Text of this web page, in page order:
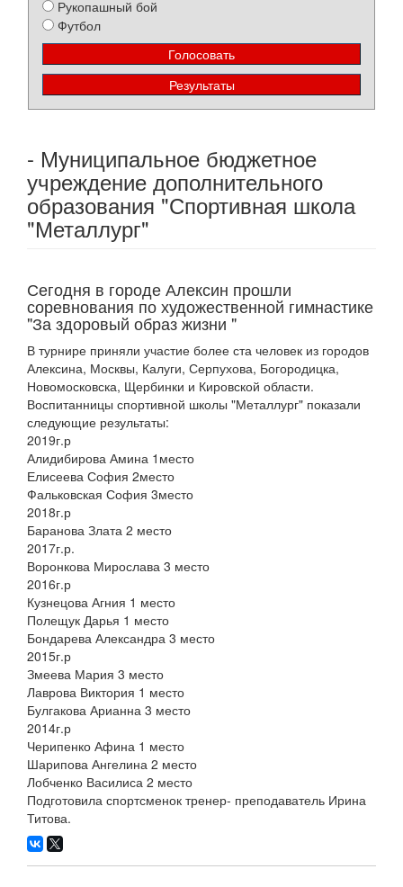
Рукопашный бой
Футбол
- Муниципальное бюджетное
учреждение дополнительного
образования "Спортивная школа
"Металлург"
Сегодня в городе Алексин прошли
соревнования по художественной гимнастике
"За здоровый образ жизни "
В турнире приняли участие более ста человек из городов
Алексина, Москвы, Калуги, Серпухова, Богородицка,
Новомосковска, Щербинки и Кировской области.
Воспитанницы спортивной школы "Металлург" показали
следующие результаты:
2019г.р
Алидибирова Амина 1место
Елисеева София 2место
Фальковская София 3место
2018г.р
Баранова Злата 2 место
2017г.р.
Воронкова Мирослава 3 место
2016г.р
Кузнецова Агния 1 место
Полещук Дарья 1 место
Бондарева Александра 3 место
2015г.р
Змеева Мария 3 место
Лаврова Виктория 1 место
Булгакова Арианна 3 место
2014г.р
Черипенко Афина 1 место
Шарипова Ангелина 2 место
Лобченко Василиса 2 место
Подготовила спортсменок тренер- преподаватель Ирина
Титова.